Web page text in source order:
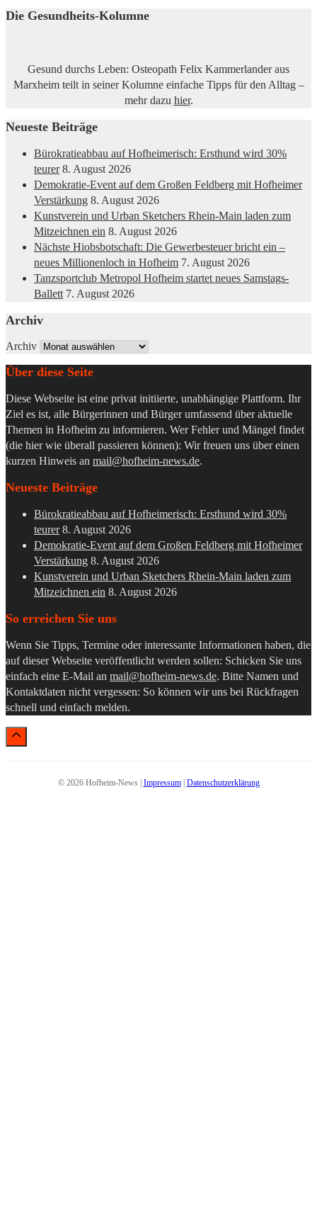
Die Gesundheits-Kolumne
Gesund durchs Leben: Osteopath Felix Kammerlander aus
Marxheim teilt in seiner Kolumne einfache Tipps für den Alltag –
mehr dazu hier.
Neueste Beiträge
Bürokratieabbau auf Hofheimerisch: Ersthund wird 30%
teurer 8. August 2026
Demokratie-Event auf dem Großen Feldberg mit Hofheimer
Verstärkung 8. August 2026
Kunstverein und Urban Sketchers Rhein-Main laden zum
Mitzeichnen ein 8. August 2026
Nächste Hiobsbotschaft: Die Gewerbesteuer bricht ein –
neues Millionenloch in Hofheim 7. August 2026
Tanzsportclub Metropol Hofheim startet neues Samstags-
Ballett 7. August 2026
Archiv
Archiv
Über diese Seite
Diese Webseite ist eine privat initiierte, unabhängige Plattform. Ihr
Ziel es ist, alle Bürgerinnen und Bürger umfassend über aktuelle
Themen in Hofheim zu informieren. Wer Fehler und Mängel findet
(die hier wie überall passieren können): Wir freuen uns über einen
kurzen Hinweis an mail@hofheim-news.de.
Neueste Beiträge
Bürokratieabbau auf Hofheimerisch: Ersthund wird 30%
teurer 8. August 2026
Demokratie-Event auf dem Großen Feldberg mit Hofheimer
Verstärkung 8. August 2026
Kunstverein und Urban Sketchers Rhein-Main laden zum
Mitzeichnen ein 8. August 2026
So erreichen Sie uns
Wenn Sie Tipps, Termine oder interessante Informationen haben, die
auf dieser Webseite veröffentlicht werden sollen: Schicken Sie uns
einfach eine E-Mail an mail@hofheim-news.de. Bitte Namen und
Kontaktdaten nicht vergessen: So können wir uns bei Rückfragen
schnell und einfach melden.
© 2026 Hofheim-News | Impressum| Datenschutzerklärung